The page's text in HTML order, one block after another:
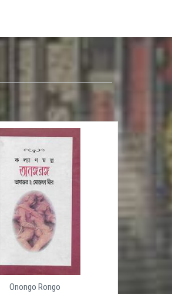
Onongo Rongo